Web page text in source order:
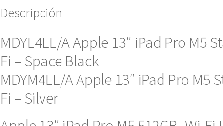
cantidad
Descripción
MDYL4LL/A Apple 13″ iPad Pro M5
Fi – Space Black
MDYM4LL/A Apple 13″ iPad Pro M5
Fi – Silver